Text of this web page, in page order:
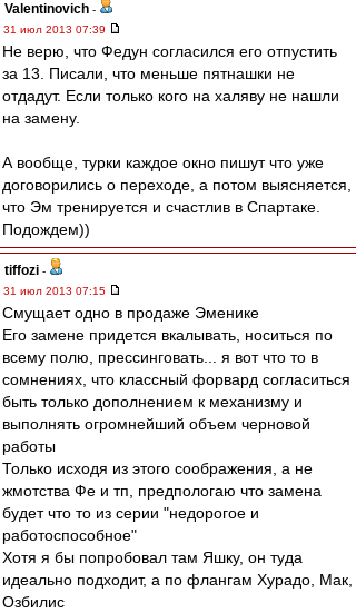
Valentinovich -
31 июл 2013 07:39
Не верю, что Федун согласился его отпустить
за 13. Писали, что меньше пятнашки не
отдадут. Если только кого на халяву не нашли
на замену.
А вообще, турки каждое окно пишут что уже
договорились о переходе, а потом выясняется,
что Эм тренируется и счастлив в Спартаке.
Подождем))
tiffozi -
31 июл 2013 07:15
Смущает одно в продаже Эменике
Его замене придется вкалывать, носиться по
всему полю, прессинговать... я вот что то в
сомнениях, что классный форвард согласиться
быть только дополнением к механизму и
выполнять огромнейший объем черновой
работы
Только исходя из этого соображения, а не
жмотства Фе и тп, предпологаю что замена
будет что то из серии "недорогое и
работоспособное"
Хотя я бы попробовал там Яшку, он туда
идеально подходит, а по флангам Хурадо, Мак,
Озбилис